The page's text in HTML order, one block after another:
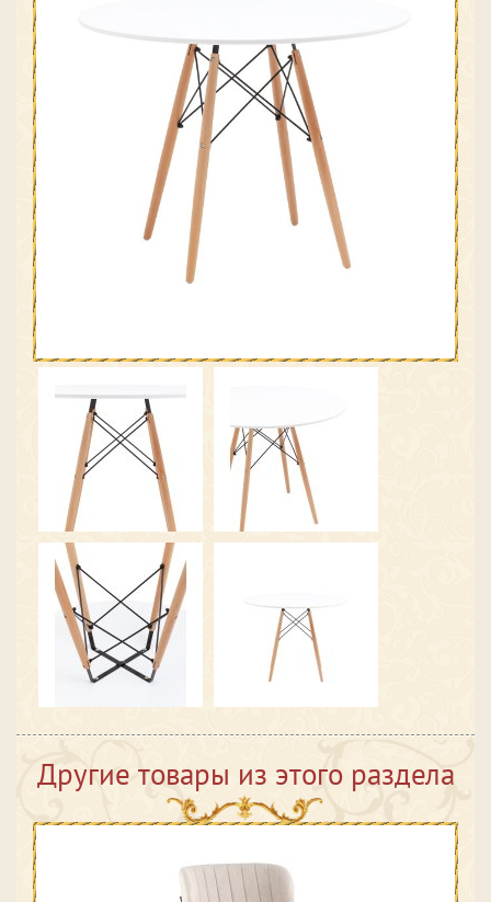
Другие товары из этого раздела